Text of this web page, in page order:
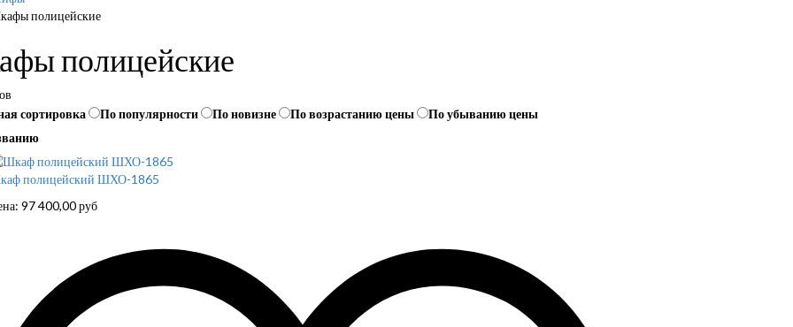
полицейские
полицейские
сортировка
По популярности По новизне По возрастанию цены
По убыванию цены
полицейский ШХО-1865
97 400,00руб